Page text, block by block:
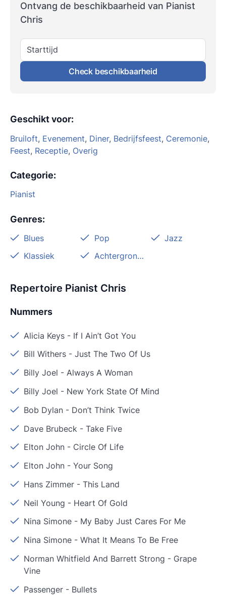
Ontvang de beschikbaarheid van Pianist
Chris
Starttijd
Check beschikbaarheid
Geschikt voor:
Bruiloft, Evenement, Diner, Bedrijfsfeest, Ceremonie,
Feest, Receptie, Overig
Categorie:
Pianist
Genres:
Blues Pop
Jazz
Klassiek
Achtergrondmuziek
Repertoire Pianist Chris
Nummers
Alicia Keys - If I Ain’t Got You
Bill Withers -Just The Two Of Us
Billy Joel -Always A Woman
Billy Joel - New York State Of Mind
Bob Dylan - Don’t Think Twice
Dave Brubeck -Take Five
Elton John - Circle Of Life
Elton John -Your Song
Hans Zimmer -This Land
Neil Young - Heart Of Gold
Nina Simone - My Baby Just Cares For Me
Nina Simone -What It Means To Be Free
Norman Whitfield And Barrett Strong - Grape
Vine
Passenger - Bullets